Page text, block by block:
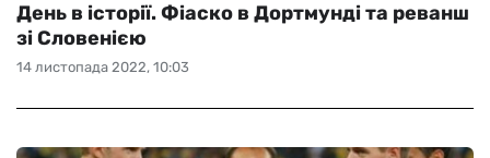
14 листопада 2022, 10:03
День в історії. Фіаско в Дортмунді та реванш
зі Словенією